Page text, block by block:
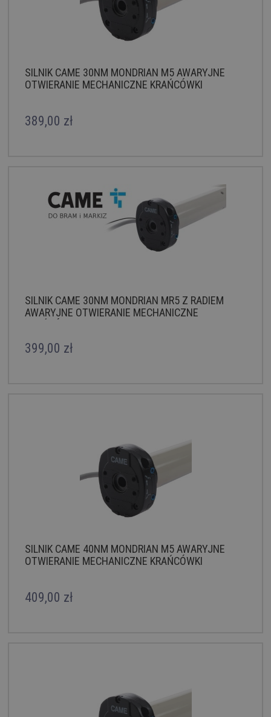
SILNIK CAME 30NM MONDRIAN M5 AWARYJNE
OTWIERANIE MECHANICZNE KRAŃCÓWKI
389,00 zł
SILNIK CAME 30NM MONDRIAN MR5 Z RADIEM
AWARYJNE OTWIERANIE MECHANICZNE
399,00 zł
SILNIK CAME 40NM MONDRIAN M5 AWARYJNE
OTWIERANIE MECHANICZNE KRAŃCÓWKI
409,00 zł